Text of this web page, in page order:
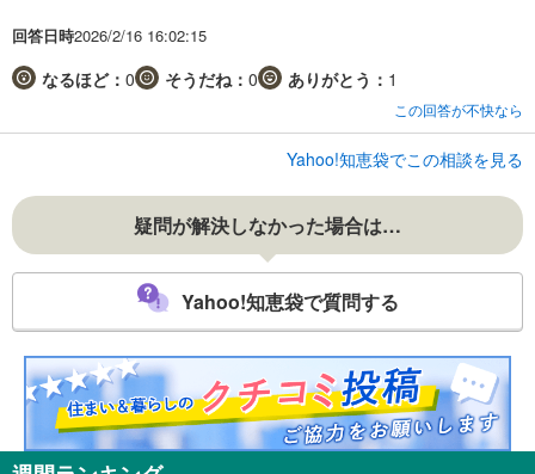
回答日時2026/2/16 16:02:15
なるほど： 0 そうだね： 0 ありがとう： 1
この回答が不快なら
Yahoo!知恵袋でこの相談を見る
疑問が解決しなかった場合は…
Yahoo!知恵袋で質問する